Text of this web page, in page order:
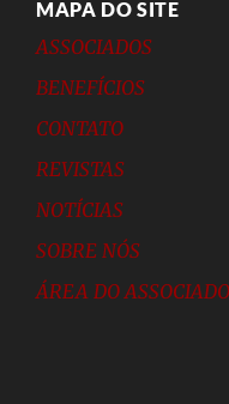
MAPA DO SITE
ASSOCIADOS
BENEFÍCIOS
CONTATO
REVISTAS
NOTÍCIAS
SOBRE NÓS
ÁREA DO ASSOCIADO